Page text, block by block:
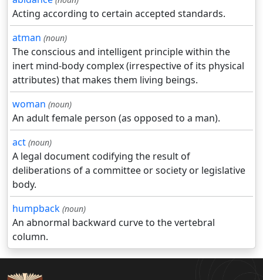
Acting according to certain accepted standards.
atman (noun)
The conscious and intelligent principle within the
inert mind-body complex (irrespective of its physical
attributes) that makes them living beings.
woman (noun)
An adult female person (as opposed to a man).
act (noun)
A legal document codifying the result of
deliberations of a committee or society or legislative
body.
humpback (noun)
An abnormal backward curve to the vertebral
column.